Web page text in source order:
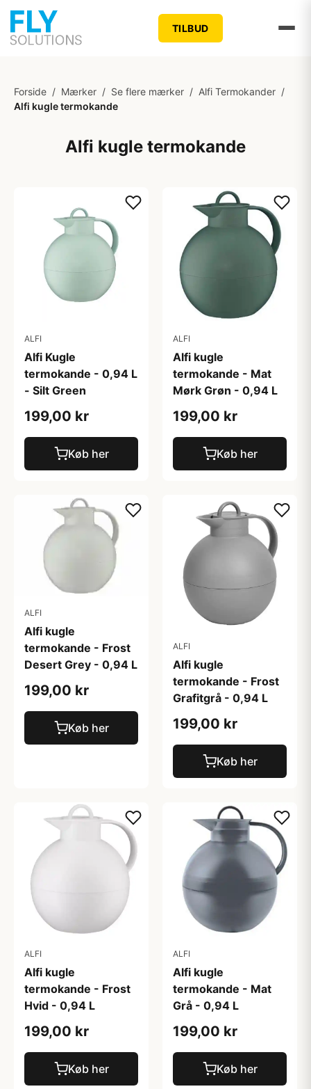
TILBUD
Forside / Mærker / Se flere mærker / Alfi Termokander /
Alfi kugle termokande
Alfi kugle termokande
ALFI
Alfi Kugle
termokande - 0,94 L
- Silt Green
199,00 kr
Køb her
ALFI
Alfi kugle
termokande - Mat
Mørk Grøn - 0,94 L
199,00 kr
Køb her
ALFI
Alfi kugle
termokande - Frost
Desert Grey - 0,94 L
199,00 kr
Køb her
ALFI
Alfi kugle
termokande - Frost
Grafitgrå - 0,94 L
199,00 kr
Køb her
ALFI
Alfi kugle
termokande - Frost
Hvid - 0,94 L
199,00 kr
Køb her
ALFI
Alfi kugle
termokande - Mat
Grå - 0,94 L
199,00 kr
Køb her